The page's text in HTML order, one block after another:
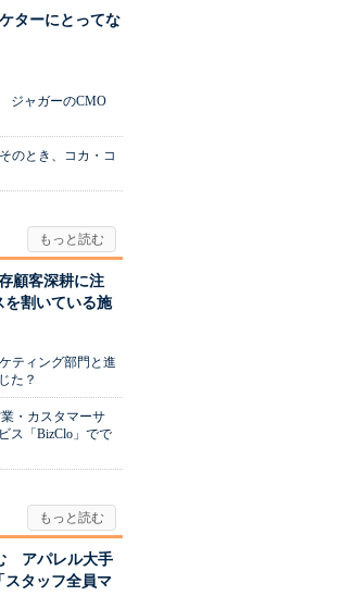
ターにとってな
ジャガーのCMO
のとき、コカ・コ
顧客深耕に注
割いている施
ティング部門と進
た？
・カスタマーサ
ス「BizClo」でで
アパレル大手
スタッフ全員マ